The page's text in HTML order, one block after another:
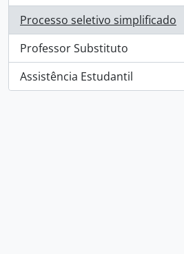
Processo seletivo simplificado
, 27 resultados
Professor Substituto
, 13 resultados
Assistência Estudantil
, 1 resultados